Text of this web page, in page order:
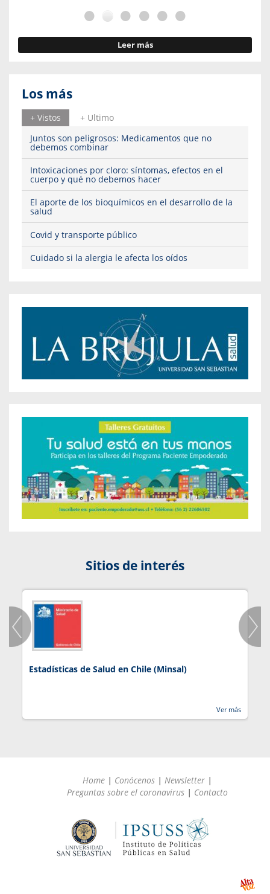
Leer más
Los más
+ Vistos
+ Ultimo
Juntos son peligrosos: Medicamentos que no
debemos combinar
Intoxicaciones por cloro: síntomas, efectos en el
cuerpo y qué no debemos hacer
El aporte de los bioquímicos en el desarrollo de la
salud
Covid y transporte público
Cuidado si la alergia le afecta los oídos
Sitios de interés
Estadísticas de Salud en Chile (Minsal)
Ver más
Home | Conócenos | Newsletter |
Preguntas sobre el coronavirus | Contacto